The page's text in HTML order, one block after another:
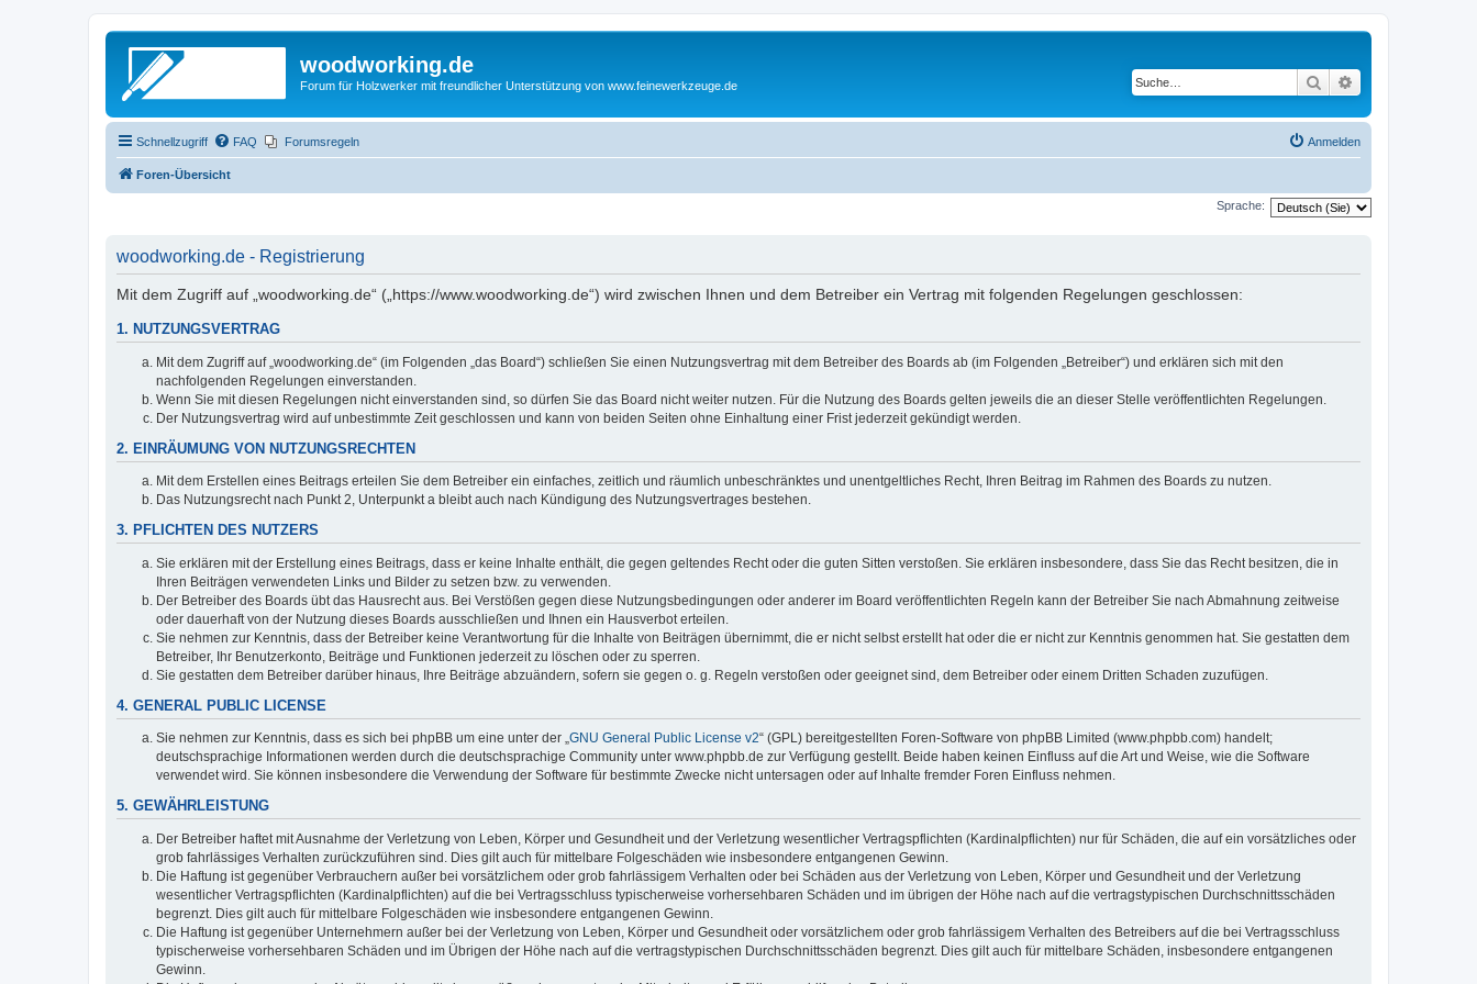
woodworking.de
Forum für Holzwerker mit freundlicher Unterstützung von www.feinewerkzeuge.de Suche
Schnellzugriff FAQ Forumsregeln Anmelden
Foren-Übersicht
Sprache:
woodworking.de - Registrierung
Mit dem Zugriff auf „woodworking.de“ („https://www.woodworking.de“) wird zwischen Ihnen und dem Betreiber ein Vertrag mit folgenden Regelungen geschlossen:
1. NUTZUNGSVERTRAG
Mit dem Zugriff auf „woodworking.de“ (im Folgenden „das Board“) schließen Sie einen Nutzungsvertrag mit dem Betreiber des Boards ab (im Folgenden „Betreiber“) und erklären sich mit den
nachfolgenden Regelungen einverstanden.
Wenn Sie mit diesen Regelungen nicht einverstanden sind, so dürfen Sie das Board nicht weiter nutzen. Für die Nutzung des Boards gelten jeweils die an dieser Stelle veröffentlichten Regelungen.
Der Nutzungsvertrag wird auf unbestimmte Zeit geschlossen und kann von beiden Seiten ohne Einhaltung einer Frist jederzeit gekündigt werden.
2. EINRÄUMUNG VON NUTZUNGSRECHTEN
Mit dem Erstellen eines Beitrags erteilen Sie dem Betreiber ein einfaches, zeitlich und räumlich unbeschränktes und unentgeltliches Recht, Ihren Beitrag im Rahmen des Boards zu nutzen.
Das Nutzungsrecht nach Punkt 2, Unterpunkt a bleibt auch nach Kündigung des Nutzungsvertrages bestehen.
3. PFLICHTEN DES NUTZERS
Sie erklären mit der Erstellung eines Beitrags, dass er keine Inhalte enthält, die gegen geltendes Recht oder die guten Sitten verstoßen. Sie erklären insbesondere, dass Sie das Recht besitzen, die in
Ihren Beiträgen verwendeten Links und Bilder zu setzen bzw. zu verwenden.
Der Betreiber des Boards übt das Hausrecht aus. Bei Verstößen gegen diese Nutzungsbedingungen oder anderer im Board veröffentlichten Regeln kann der Betreiber Sie nach Abmahnung zeitweise
oder dauerhaft von der Nutzung dieses Boards ausschließen und Ihnen ein Hausverbot erteilen.
Sie nehmen zur Kenntnis, dass der Betreiber keine Verantwortung für die Inhalte von Beiträgen übernimmt, die er nicht selbst erstellt hat oder die er nicht zur Kenntnis genommen hat. Sie gestatten dem
Betreiber, Ihr Benutzerkonto, Beiträge und Funktionen jederzeit zu löschen oder zu sperren.
Sie gestatten dem Betreiber darüber hinaus, Ihre Beiträge abzuändern, sofern sie gegen o. g. Regeln verstoßen oder geeignet sind, dem Betreiber oder einem Dritten Schaden zuzufügen.
4. GENERAL PUBLIC LICENSE
Sie nehmen zur Kenntnis, dass es sich bei phpBB um eine unter der „GNU General Public License v2“ (GPL) bereitgestellten Foren-Software von phpBB Limited (www.phpbb.com) handelt;
deutschsprachige Informationen werden durch die deutschsprachige Community unter www.phpbb.de zur Verfügung gestellt. Beide haben keinen Einfluss auf die Art und Weise, wie die Software
verwendet wird. Sie können insbesondere die Verwendung der Software für bestimmte Zwecke nicht untersagen oder auf Inhalte fremder Foren Einfluss nehmen.
5. GEWÄHRLEISTUNG
Der Betreiber haftet mit Ausnahme der Verletzung von Leben, Körper und Gesundheit und der Verletzung wesentlicher Vertragspflichten (Kardinalpflichten) nur für Schäden, die auf ein vorsätzliches oder
grob fahrlässiges Verhalten zurückzuführen sind. Dies gilt auch für mittelbare Folgeschäden wie insbesondere entgangenen Gewinn.
Die Haftung ist gegenüber Verbrauchern außer bei vorsätzlichem oder grob fahrlässigem Verhalten oder bei Schäden aus der Verletzung von Leben, Körper und Gesundheit und der Verletzung
wesentlicher Vertragspflichten (Kardinalpflichten) auf die bei Vertragsschluss typischerweise vorhersehbaren Schäden und im übrigen der Höhe nach auf die vertragstypischen Durchschnittsschäden
begrenzt. Dies gilt auch für mittelbare Folgeschäden wie insbesondere entgangenen Gewinn.
Die Haftung ist gegenüber Unternehmern außer bei der Verletzung von Leben, Körper und Gesundheit oder vorsätzlichem oder grob fahrlässigem Verhalten des Betreibers auf die bei Vertragsschluss
typischerweise vorhersehbaren Schäden und im Übrigen der Höhe nach auf die vertragstypischen Durchschnittsschäden begrenzt. Dies gilt auch für mittelbare Schäden, insbesondere entgangenen
Gewinn.